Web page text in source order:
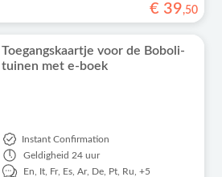
€ 39,50
Toegangskaartje voor de Boboli-
tuinen met e-boek
Instant Confirmation
Geldigheid 24 uur
En,
It, Fr, Es, Ar, De, Pt, Ru, +5